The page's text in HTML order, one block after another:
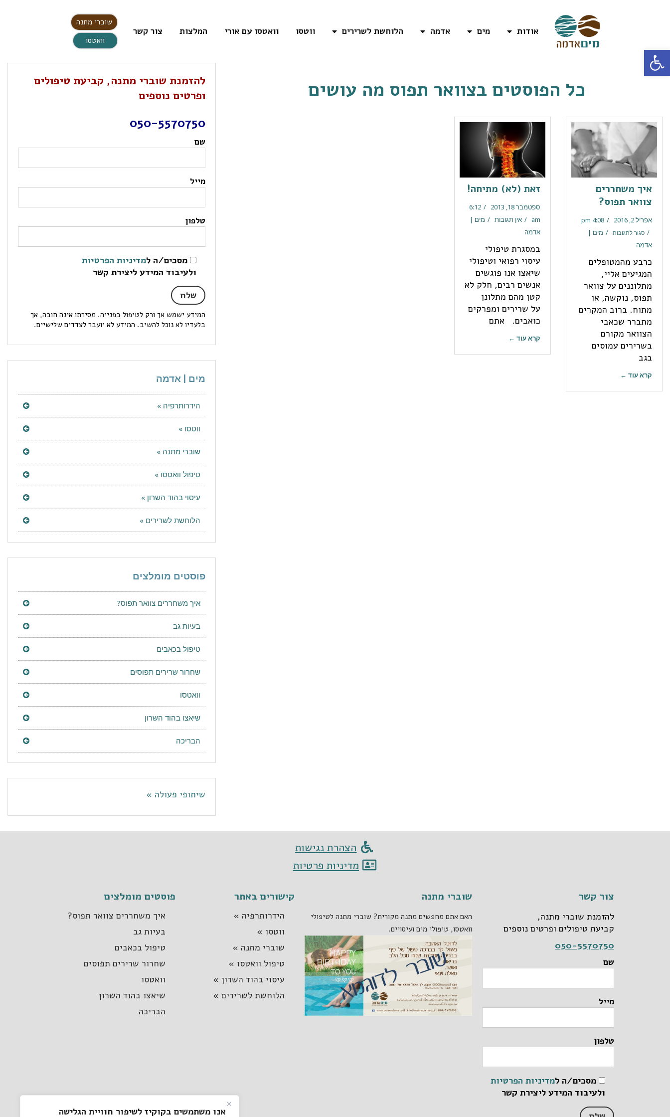
פתח סרגל נגישות
אנו משתמשים בקוקיז לשיפור חוויית הגלישה
אודות מים אדמה הלוחשת לשרירים ווטסו וואטסו עם אורי המלצות צור קשר
שוברי מתנה
וואטסו
כל הפוסטים בצוואר תפוס מה עושים
איך משחררים
צוואר תפוס?
אפריל 2, 2016 4:08 pm
סגור לתגובות
מים |
אדמה
כרבע מהמטופלים
המגיעים אליי,
מתלוננים על צוואר
תפוס, נוקשה, או
מתוח. ברוב המקרים
מתברר שכאבי
הצוואר מקורם
בשרירים עמוסים
בגב
קרא עוד ←
זאת (לא) מתיחה!
ספטמבר 18, 2013
6:12
am
אין תגובות
מים |
אדמה
במסגרת טיפולי
עיסוי רפואי וטיפולי
שיאצו אנו פוגשים
אנשים רבים, חלק לא
קטן מהם מתלונן
על שרירים ומפרקים
כואבים. אתם
קרא עוד ←
להזמנת שוברי מתנה, קביעת טיפולים
ופרטים נוספים
050-5570750
שם
מייל
טלפון
מסכים/ה למדיניות הפרטיות
ולעיבוד המידע ליצירת קשר
המידע ישמש אך ורק לטיפול בפנייה. מסירתו אינה חובה, אך
בלעדיו לא נוכל להשיב. המידע לא יועבר לצדדים שלישיים.
מים | אדמה
הידרותרפיה »
ווטסו »
שוברי מתנה »
טיפול וואטסו »
עיסוי בהוד השרון »
הלוחשת לשרירים »
פוסטים מומלצים
איך משחררים צוואר תפוס?
בעיות גב
טיפול בכאבים
שחרור שרירים תפוסים
וואטסו
שיאצו בהוד השרון
הבריכה
שיתופי פעולה »
הצהרת נגישות
מדיניות פרטיות
צור קשר
להזמנת שוברי מתנה,
קביעת טיפולים ופרטים נוספים
050-5570750
שם
מייל
טלפון
מסכים/ה למדיניות הפרטיות
ולעיבוד המידע ליצירת קשר
שוברי מתנה
האם אתם מחפשים מתנה מקורית? שוברי מתנה לטיפולי
וואטסו, טיפולי מים ועיסויים.
קישורים באתר
הידרותרפיה »
ווטסו »
שוברי מתנה »
טיפול וואטסו »
עיסוי בהוד השרון »
הלוחשת לשרירים »
פוסטים מומלצים
איך משחררים צוואר תפוס?
בעיות גב
טיפול בכאבים
שחרור שרירים תפוסים
וואטסו
שיאצו בהוד השרון
הבריכה